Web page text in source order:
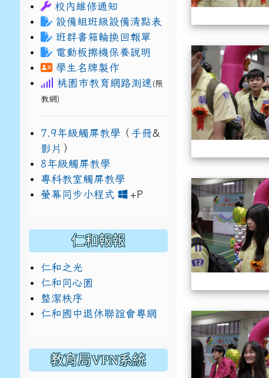
校內維修通知
設備組班級設備清點表
班群書箱輪換回報單
電動板擦機保養說明
學生名牌製作
桃園市教育網路測速 (限
教網)
7.9年級觸屏教學 （ 手冊&
影片 ）
8年級觸屏教學
專科教室觸屏教學
螢幕同步小程式
+Plink to https://
link to https://
仁和報報
仁和之光
仁和同心園
整潔秩序
仁和國中退休聯誼會專網
教育局VPN系統